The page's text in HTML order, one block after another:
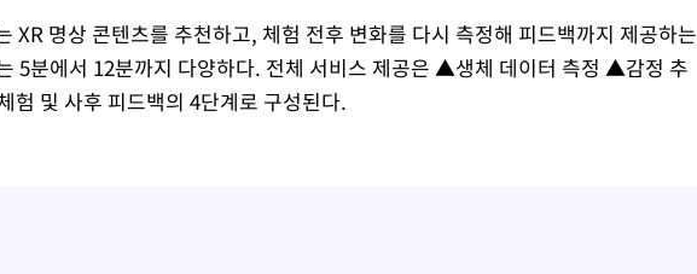
XR 명상 콘텐츠를 추천하고, 체험 전후 변화를 다시 측정해 피드백까지 제공하는
5분에서 12분까지 다양하다. 전체 서비스 제공은 ▲생체 데이터 측정 ▲감정 추
및 사후 피드백의 4단계로 구성된다.